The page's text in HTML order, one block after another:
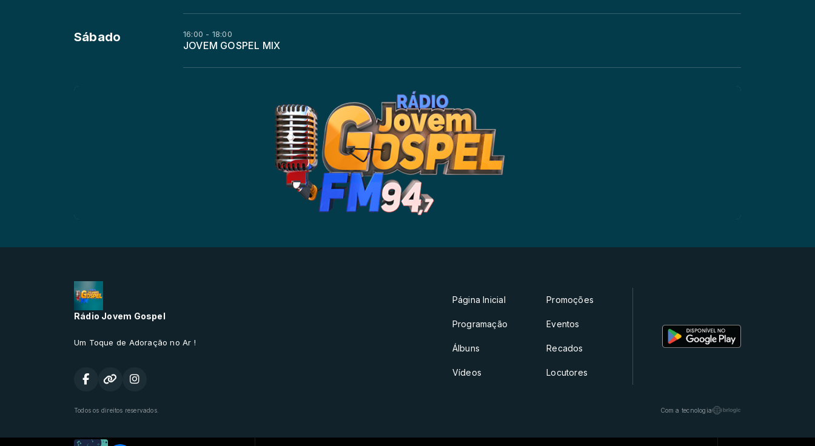
Sábado 16:00 - 18:00
JOVEM GOSPEL MIX
Rádio Jovem Gospel
Um Toque de Adoração no Ar !
Página Inicial
Programação
Álbuns
Vídeos
Promoções
Eventos
Recados
Locutores
Todos os direitos reservados. Com a tecnologia